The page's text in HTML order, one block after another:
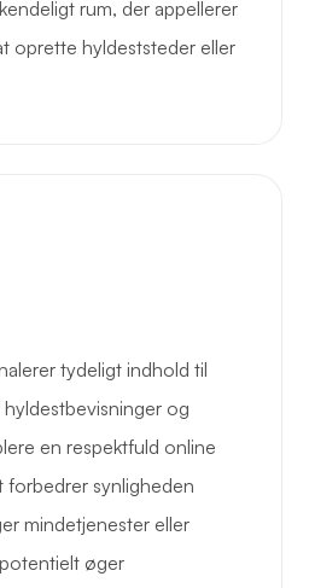
rum, der appellerer
oprette hyldeststeder eller
tydeligt indhold til
og
en respektfuld online
synligheden
mindetjenester eller
øger